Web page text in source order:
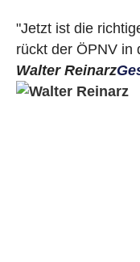
"Jetzt ist die
rückt der ÖPNV in
Walter Reinarz